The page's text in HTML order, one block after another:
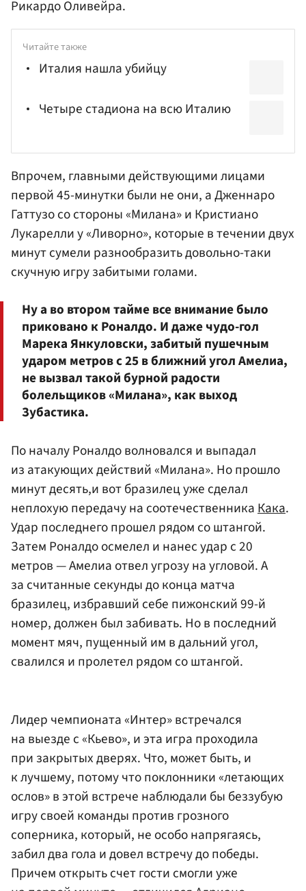
Рикардо Оливейра.
Читайте также
Италия нашла убийцу
Четыре стадиона на всю Италию
Впрочем, главными действующими лицами
первой 45-минутки были не они, а Дженнаро
Гаттузо со стороны «Милана» и Кристиано
Лукареллиу «Ливорно», которые в течении двух
минут сумели разнообразить довольно-таки
скучную игру забитыми голами.
Ну а во втором тайме все внимание было
приковано к Роналдо. И даже чудо-гол
Марека Янкуловски, забитый пушечным
ударом метров с 25 в ближний угол Амелиа,
не вызвал такой бурной радости
болельщиков «Милана», как выход
Зубастика.
По началу Роналдо волновался и выпадал
из атакующих действий «Милана». Но прошло
минут десять,и вот бразилец уже сделал
неплохую передачу на соотечественникаКака.
Удар последнего прошел рядом со штангой.
Затем Роналдо осмелел и нанес удар с 20
метров — Амелиа отвел угрозу на угловой. А
за считанные секунды до конца матча
бразилец, избравший себе пижонский 99-й
номер, должен был забивать. Но в последний
момент мяч, пущенный им в дальний угол,
свалился и пролетел рядом со штангой.
Лидер чемпионата «Интер» встречался
на выезде с «Кьево», и эта игра проходила
при закрытых дверях. Что, может быть, и
к лучшему, потому что поклонники «летающих
ослов» в этой встрече наблюдали бы беззубую
игру своей команды против грозного
соперника, который, не особо напрягаясь,
забил два гола и довел встречу до победы.
Причем открыть счет гости смогли уже